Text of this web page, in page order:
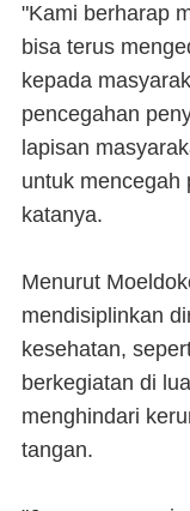
"Kami berharap
bisa terus
kepada
pencegahan
lapisan
untuk mencegah
katanya.
Menurut
mendisiplinkan
kesehatan,
berkegiatan di
menghindari
tangan.